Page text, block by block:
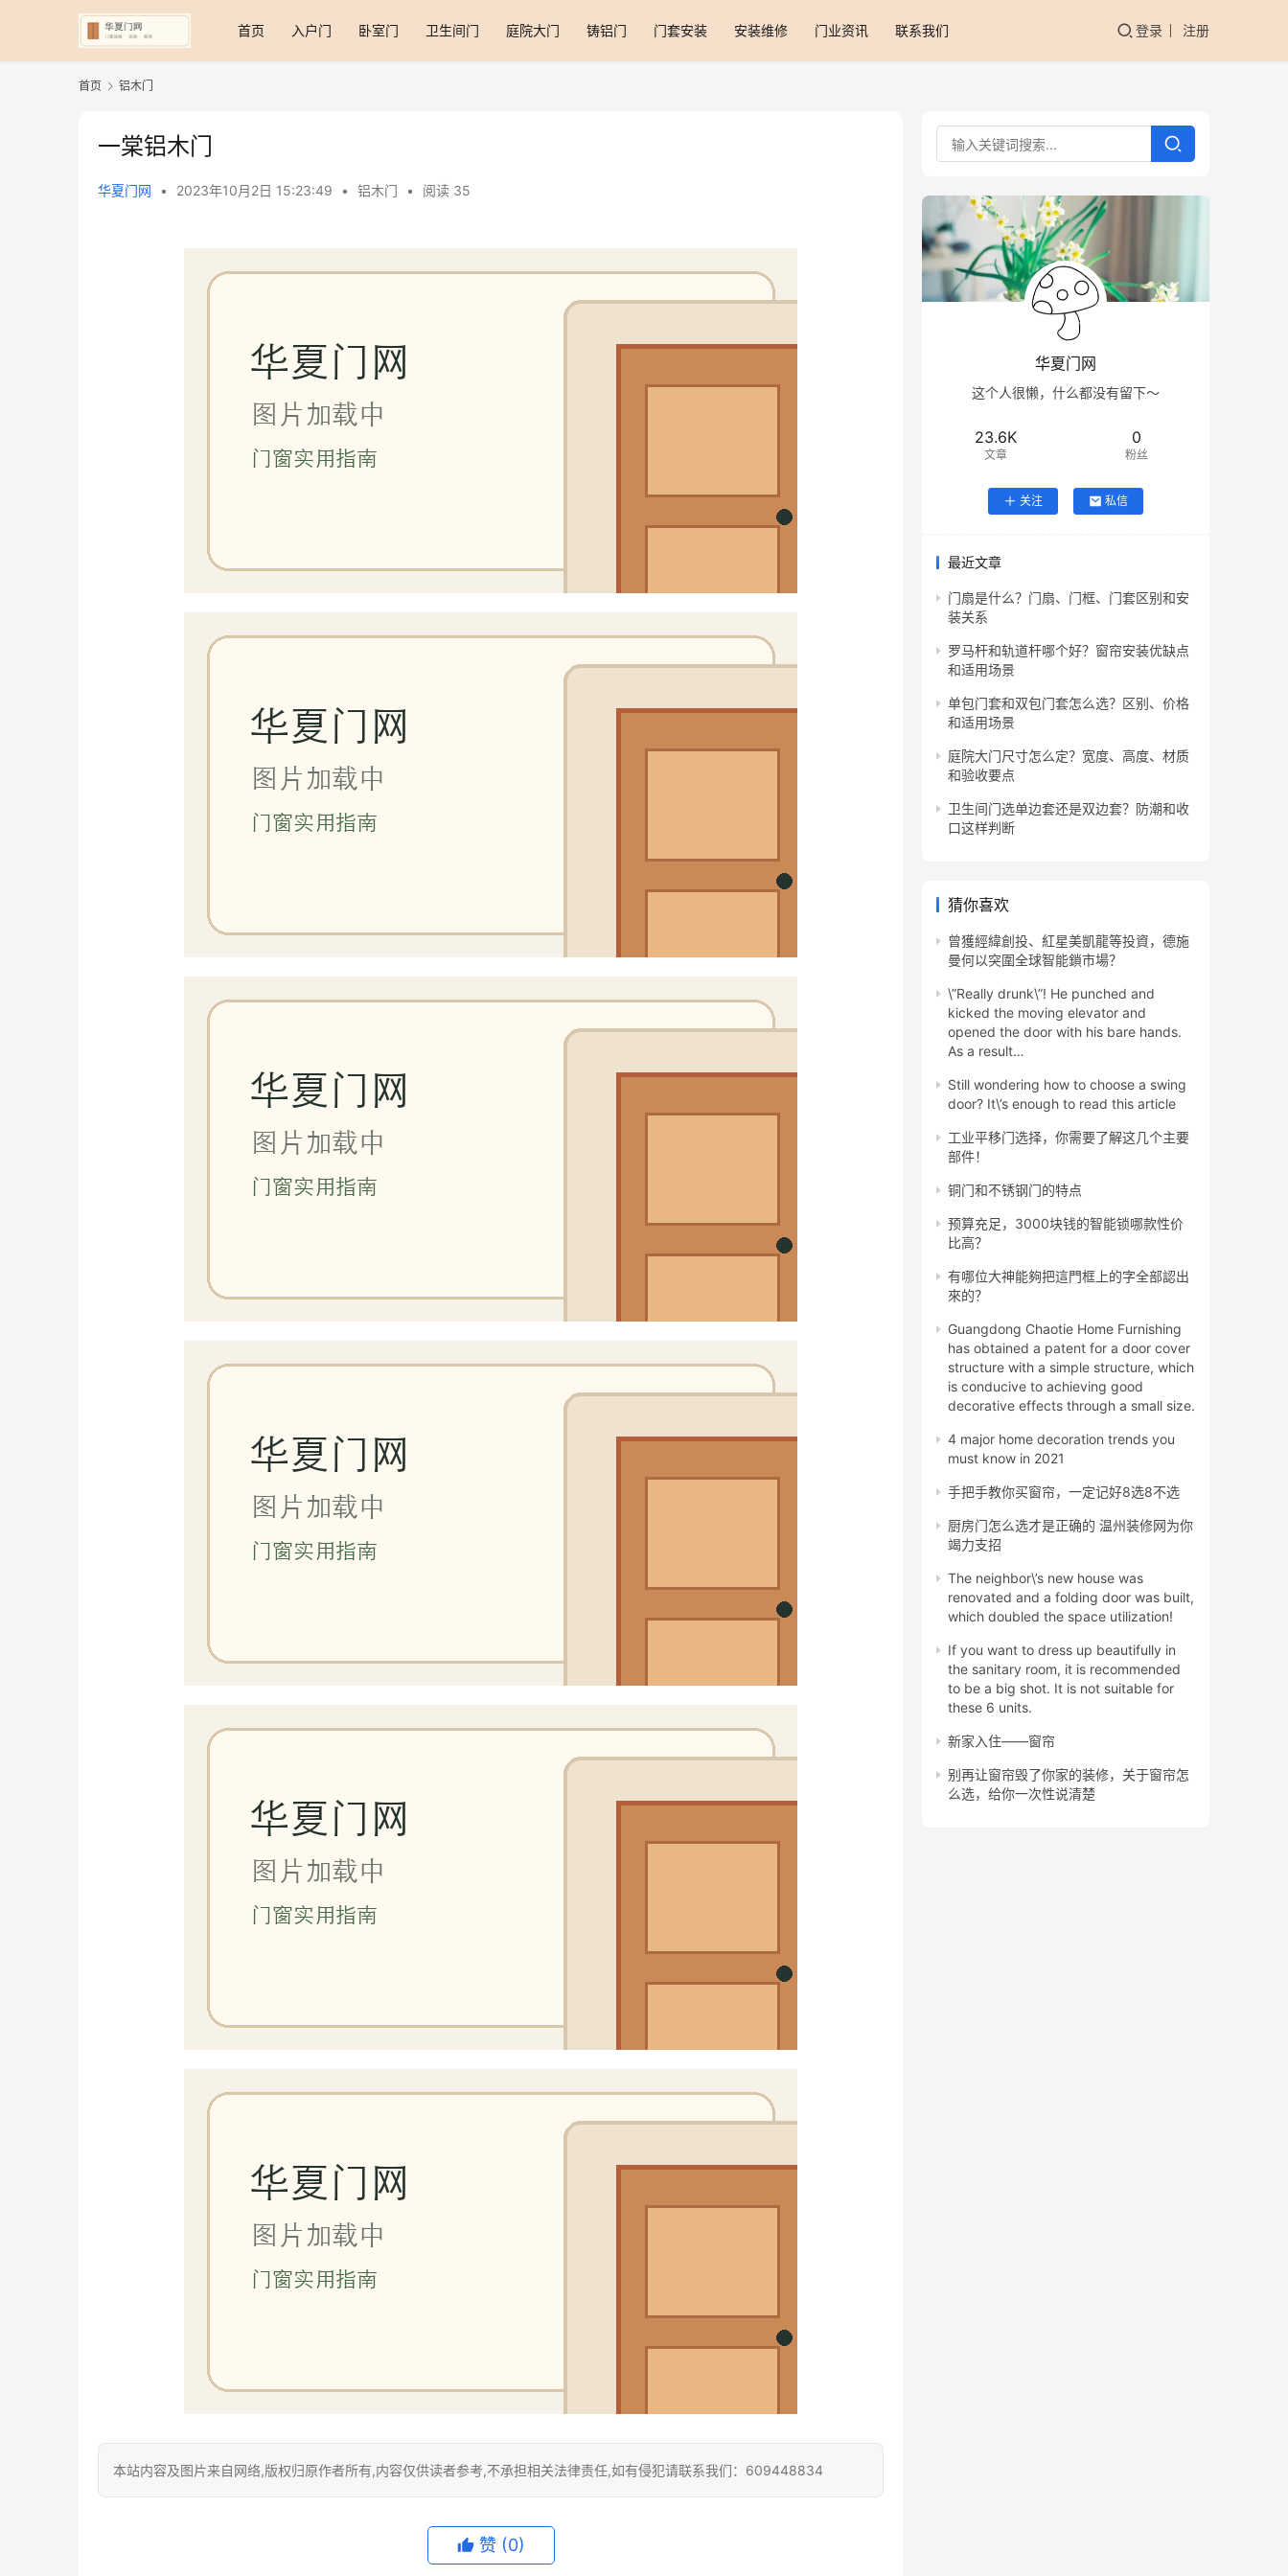
首页 入户门 卧室门 卫生间门 庭院大门 铸铝门 门套安装 安装维修 门业资讯 联系我们 登录 注册
首页 铝木门
一棠铝木门
华夏门网 • 2023年10月2日 15:23:49 • 铝木门 • 阅读 35
本站内容及图片来自网络,版权归原作者所有,内容仅供读者参考,不承担相关法律责任,如有侵犯请联系我们：609448834
赞 (0)
华夏门网
这个人很懒，什么都没有留下～
23.6K
文章
0
粉丝
关注 私信
最近文章
门扇是什么？门扇、门框、门套区别和安
装关系
罗马杆和轨道杆哪个好？窗帘安装优缺点
和适用场景
单包门套和双包门套怎么选？区别、价格
和适用场景
庭院大门尺寸怎么定？宽度、高度、材质
和验收要点
卫生间门选单边套还是双边套？防潮和收
口这样判断
猜你喜欢
曾獲經緯創投、紅星美凱龍等投資，德施
曼何以突圍全球智能鎖市場？
\”Really drunk\”! He punched and
kicked the moving elevator and
opened the door with his bare hands.
As a result…
Still wondering how to choose a swing
door? It\’s enough to read this article
工业平移门选择，你需要了解这几个主要
部件！
铜门和不锈钢门的特点
预算充足，3000块钱的智能锁哪款性价
比高？
有哪位大神能夠把這門框上的字全部認出
來的？
Guangdong Chaotie Home Furnishing
has obtained a patent for a door cover
structure with a simple structure, which
is conducive to achieving good
decorative effects through a small size.
4 major home decoration trends you
must know in 2021
手把手教你买窗帘，一定记好8选8不选
厨房门怎么选才是正确的 温州装修网为你
竭力支招
The neighbor\’s new house was
renovated and a folding door was built,
which doubled the space utilization!
If you want to dress up beautifully in
the sanitary room, it is recommended
to be a big shot. It is not suitable for
these 6 units.
新家入住——窗帘
别再让窗帘毁了你家的装修，关于窗帘怎
么选，给你一次性说清楚